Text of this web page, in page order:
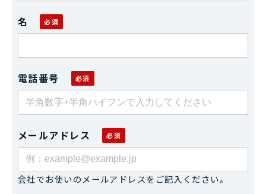
名
電話番号
メールアドレス
会社でお使いのメールアドレスをご記入ください。